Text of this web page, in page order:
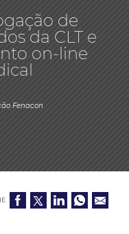
de
da CLT e
on-line
Fenacon